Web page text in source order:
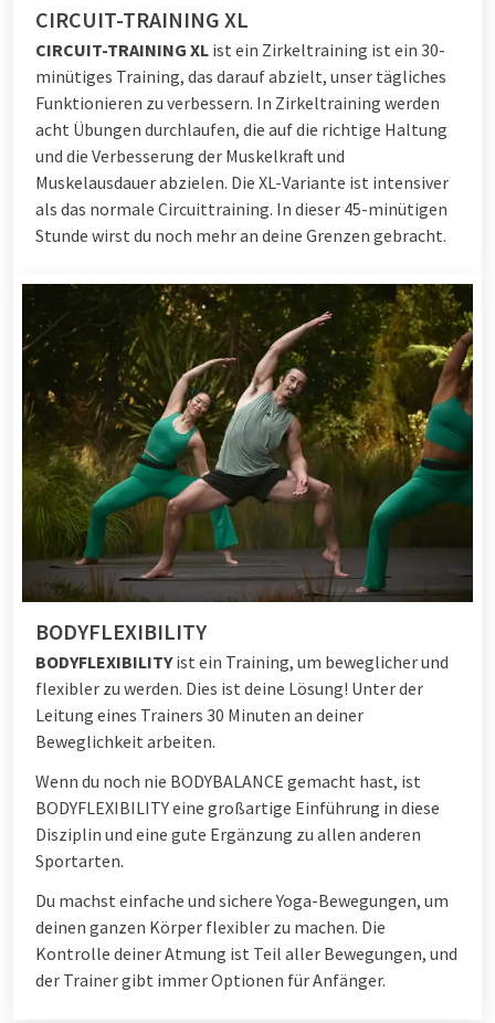
CIRCUIT-TRAINING XL
CIRCUIT-TRAINING XL ist ein Zirkeltraining ist ein 30-
minütiges Training, das darauf abzielt, unser tägliches
Funktionieren zu verbessern. In Zirkeltraining werden
acht Übungen durchlaufen, die auf die richtige Haltung
und die Verbesserung der Muskelkraft und
Muskelausdauer abzielen. Die XL-Variante ist intensiver
als das normale Circuittraining. In dieser 45-minütigen
Stunde wirst du noch mehr an deine Grenzen gebracht.
BODYFLEXIBILITY
BODYFLEXIBILITYist ein Training, um beweglicher und
flexibler zu werden. Dies ist deine Lösung! Unter der
Leitung eines Trainers 30 Minuten an deiner
Beweglichkeit arbeiten.
Wenn du noch nie BODYBALANCE gemacht hast, ist
BODYFLEXIBILITY eine großartige Einführung in diese
Disziplin und eine gute Ergänzung zu allen anderen
Sportarten.
Du machst einfache und sichere Yoga-Bewegungen, um
deinen ganzen Körper flexibler zu machen. Die
Kontrolle deiner Atmung ist Teil aller Bewegungen, und
der Trainer gibt immer Optionen für Anfänger.